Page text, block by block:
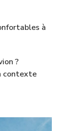
à
?
contexte